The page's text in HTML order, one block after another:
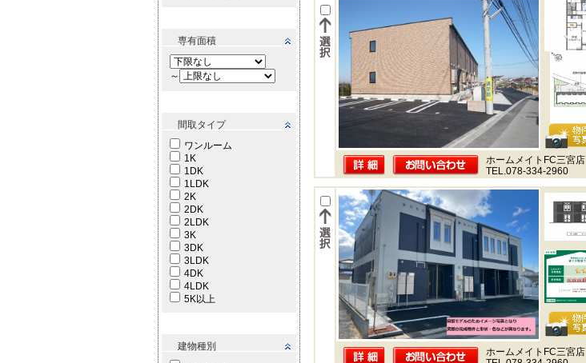
専有面積
～
間取タイプ
ワンルーム
1K
1DK
1LDK
2K
2DK
2LDK
3K
3DK
3LDK
4DK
4LDK
5K以上
建物種別
ホームメイトFC三宮店
TEL.078-334-2960
ホームメイトFC三宮店